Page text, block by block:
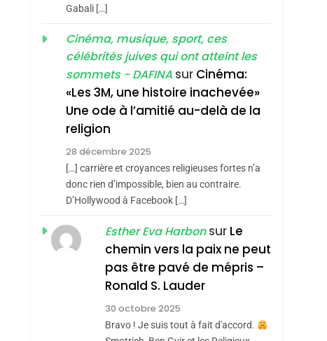
Accords D’Isaac:
L’alliance Pourrait
S’étendre À 13 Pays
D’Amérique Latine
ISRAÉL JUDAISME
5
Meurtrière Selon Le
Rapport D’ADL
Contre
L’antisémitisme
FRANCE ISRAÉL
FIÈRE, DIGNE ET
RÉSILIENTE :
POURQUOI JE
REVENDIQUE MA
JUDAÏTE Par Thérèse
Zrihen-Dvir
ISRAÉL JUDAISME
CE QUI NOUS
MANQUE – Jacques
Hadida
JUDAISME
Gabali […]
Cinéma, musique, sport, ces
célébrités juives qui ont atteint les
sommets - DAFINA sur Cinéma:
«Les 3M, une histoire inachevée»
Une ode à l’amitié au-delà de la
religion
28 décembre 2025
[…] carrière et croyances religieuses fortes n’a
donc rien d’impossible, bien au contraire.
D’Hollywood à Facebook […]
Esther Eva Harbonsur Le
chemin vers la paix ne peut
pas être pavé de mépris –
Ronald S. Lauder
30 octobre 2025
Bravo ! Je suis tout à fait d'accord.